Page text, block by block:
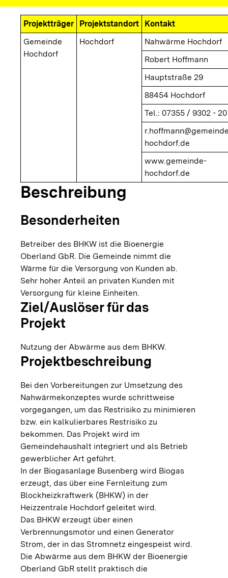
Projektträger Projektstandort
Kontakt
Gemeinde
Hochdorf
Hochdorf
Nahwärme Hochdorf
Robert Hoffmann
Hauptstraße 29
88454 Hochdorf
Tel.: 07355 / 9302 - 20
hochdorf.de
www.gemeinde-
hochdorf.de
Beschreibung
Besonderheiten
Betreiber des BHKW ist die Bioenergie
Oberland GbR. Die Gemeinde nimmt die
Wärme für die Versorgung von Kunden ab.
Sehr hoher Anteil an privaten Kunden mit
Versorgung für kleine Einheiten.
Ziel/Auslöser für das
Projekt
Nutzung der Abwärme aus dem BHKW.
Projektbeschreibung
Bei den Vorbereitungen zur Umsetzung des
Nahwärmekonzeptes wurde schrittweise
vorgegangen, um das Restrisiko zu minimieren
bzw. ein kalkulierbares Restrisiko zu
bekommen. Das Projekt wird im
Gemeindehaushalt integriert und als Betrieb
gewerblicher Art geführt.
In der Biogasanlage Busenberg wird Biogas
erzeugt, das über eine Fernleitung zum
Blockheizkraftwerk (BHKW) in der
Heizzentrale Hochdorf geleitet wird.
Das BHKW erzeugt über einen
Verbrennungsmotor und einen Generator
Strom, der in das Stromnetz eingespeist wird.
Die Abwärme aus dem BHKW der Bioenergie
Oberland GbR stellt praktisch die